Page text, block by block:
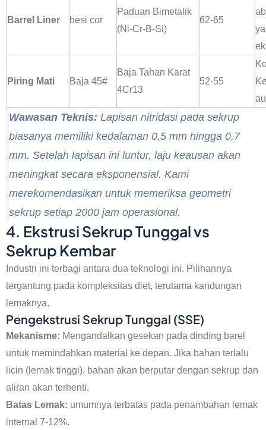
Barrel Liner besi cor
Paduan Bimetalik
(Ni-Cr-B-Si)
62-65
Piring Mati Baja 45#
Baja Tahan Karat
4Cr13
52-55
Wawasan Teknis: Lapisan nitridasi pada sekrup
biasanya memiliki kedalaman 0,5 mm hingga 0,7
mm. Setelah lapisan ini luntur, laju keausan akan
meningkat secara eksponensial. Kami
merekomendasikan untuk memeriksa geometri
sekrup setiap 2000 jam operasional.
4. Ekstrusi Sekrup Tunggal vs
Sekrup Kembar
Industri ini terbagi antara dua teknologi ini. Pilihannya
tergantung pada kompleksitas diet, terutama kandungan
lemaknya.
Pengekstrusi Sekrup Tunggal (SSE)
Mekanisme: Mengandalkan gesekan pada dinding barel
untuk memindahkan material ke depan. Jika bahan terlalu
licin (lemak tinggi), bahan akan berputar dengan sekrup dan
aliran akan terhenti.
Batas Lemak: umumnya terbatas pada penambahan lemak
internal 7-12%.